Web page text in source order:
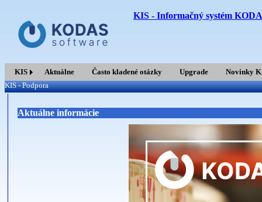
KIS - Informačný systém
KIS Aktuálne Často kladené otázky Upgrade
Novinky
KIS - Podpora
Aktuálne informácie